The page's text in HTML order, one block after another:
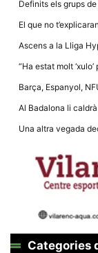
Definits els grups
El que no
Ascens a la Lliga
“Ha estat molt
Barça, Espanyol,
Al Badalona li
Una altra vegada
Categories